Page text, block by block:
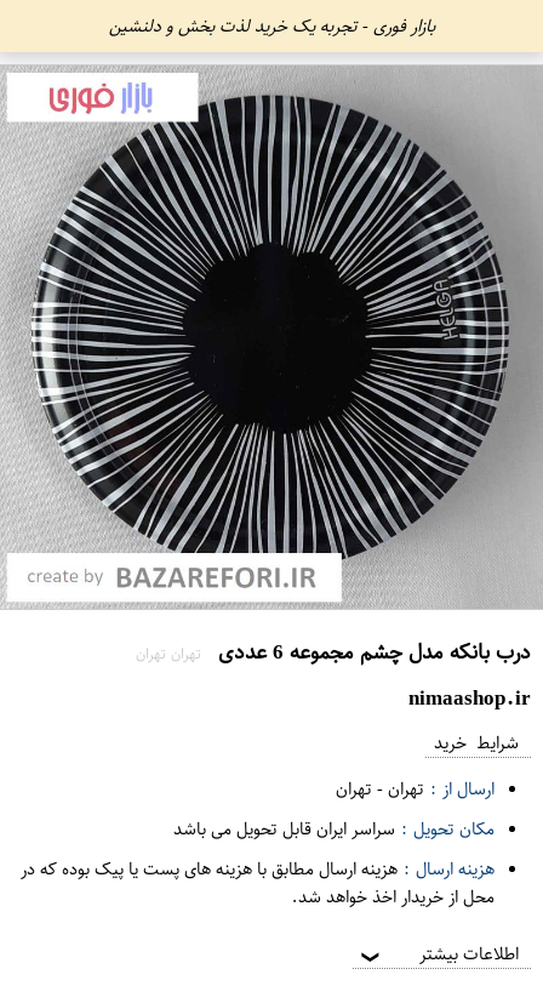
بازار فوری - تجربه یک خرید لذت بخش و دلنشین
درب بانکه مدل چشم مجموعه 6 عددی تهران تهران
nimaashop.ir
شرایط خرید
ارسال از : تهران- تهران
مکان تحویل : سراسر ایران قابل تحویل می باشد
هزینه ارسال : هزینه ارسال مطابق با هزینه های پست یا پیک بوده که در
محل از خریدار اخذ خواهد شد.
اطلاعات بیشتر ❯